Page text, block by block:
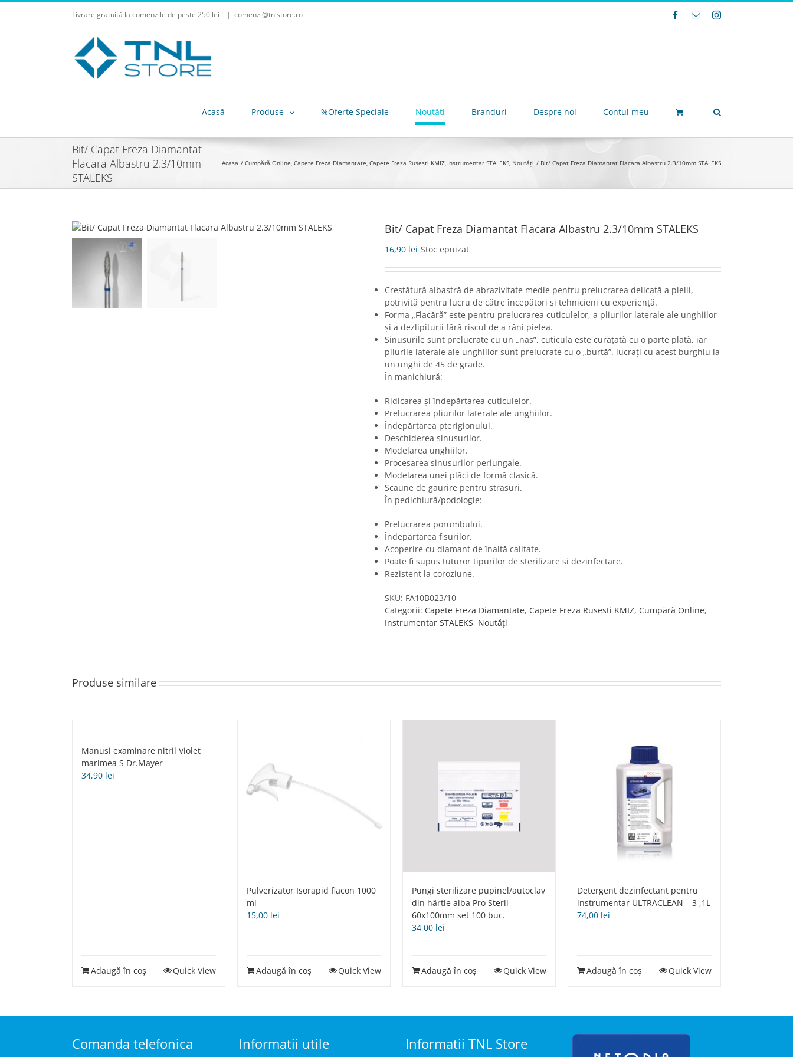
Skip
content
Livrare gratuită la comenzile de peste 250 lei ! | comenzi@tnlstore.ro Facebook
E-
Instagram
Acasă Produse %Oferte Speciale Noutăți Branduri Despre noi Contul meu
Bit/ Capat Freza Diamantat
Flacara Albastru 2.3/10mm
STALEKS
Acasa Cumpără Online Capete Freza Diamantate Capete Freza Rusesti KMIZ Instrumentar STALEKS Noutăți Bit/ Capat Freza Diamantat Flacara Albastru 2.3/10mm STALEKS
Bit/ Capat Freza Diamantat Flacara Albastru 2.3/10mm STALEKS
16,90 lei Stoc epuizat
Crestătură albastră de abrazivitate medie pentru prelucrarea delicată a pielii,
potrivită pentru lucru de către începători și tehnicieni cu experiență.
Forma „Flacără” este pentru prelucrarea cuticulelor, a pliurilor laterale ale unghiilor
și a dezlipiturii fără riscul de a răni pielea.
Sinusurile sunt prelucrate cu un „nas”, cuticula este curățată cu o parte plată, iar
pliurile laterale ale unghiilor sunt prelucrate cu o „burtă”. lucrați cu acest burghiu la
un unghi de 45 de grade.
În manichiură:
Ridicarea și îndepărtarea cuticulelor.
Prelucrarea pliurilor laterale ale unghiilor.
Îndepărtarea pterigionului.
Deschiderea sinusurilor.
Modelarea unghiilor.
Procesarea sinusurilor periungale.
Modelarea unei plăci de formă clasică.
Scaune de gaurire pentru strasuri.
În pedichiură/podologie:
Prelucrarea porumbului.
Îndepărtarea fisurilor.
Acoperire cu diamant de înaltă calitate.
Poate fi supus tuturor tipurilor de sterilizare si dezinfectare.
Rezistent la coroziune.
SKU: FA10B023/10
Categorii: Capete Freza Diamantate, Capete Freza Rusesti KMIZ, Cumpără Online,
Instrumentar STALEKS, Noutăți
Produse similare
Manusi examinare nitril Violet
marimea S Dr.Mayer
34,90 lei
Adaugă în coș Quick View
Pulverizator Isorapid flacon 1000
ml
15,00 lei
Adaugă în coș Quick View
Pungi sterilizare pupinel/autoclav
din hârtie alba Pro Steril
60x100mm set 100 buc.
34,00 lei
Adaugă în coș Quick View
Detergent dezinfectant pentru
instrumentar ULTRACLEAN – 3 ,1L
74,00 lei
Adaugă în coș Quick View
Comanda telefonica Informatii utile Informatii TNL Store